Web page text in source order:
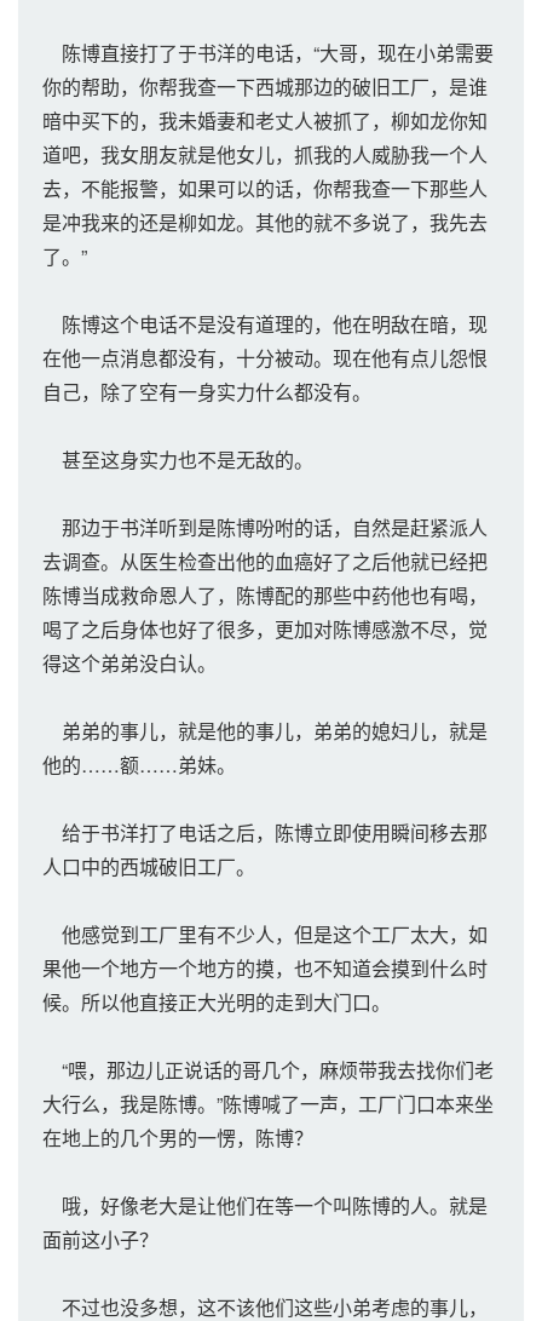
陈博直接打了于书洋的电话，“大哥，现在小弟需要
你的帮助，你帮我查一下西城那边的破旧工厂，是谁
暗中买下的，我未婚妻和老丈人被抓了，柳如龙你知
道吧，我女朋友就是他女儿，抓我的人威胁我一个人
去，不能报警，如果可以的话，你帮我查一下那些人
是冲我来的还是柳如龙。其他的就不多说了，我先去
了。”
陈博这个电话不是没有道理的，他在明敌在暗，现
在他一点消息都没有，十分被动。现在他有点儿怨恨
自己，除了空有一身实力什么都没有。
甚至这身实力也不是无敌的。
那边于书洋听到是陈博吩咐的话，自然是赶紧派人
去调查。从医生检查出他的血癌好了之后他就已经把
陈博当成救命恩人了，陈博配的那些中药他也有喝，
喝了之后身体也好了很多，更加对陈博感激不尽，觉
得这个弟弟没白认。
弟弟的事儿，就是他的事儿，弟弟的媳妇儿，就是
他的……额……弟妹。
给于书洋打了电话之后，陈博立即使用瞬间移去那
人口中的西城破旧工厂。
他感觉到工厂里有不少人，但是这个工厂太大，如
果他一个地方一个地方的摸，也不知道会摸到什么时
候。所以他直接正大光明的走到大门口。
“喂，那边儿正说话的哥几个，麻烦带我去找你们老
大行么，我是陈博。”陈博喊了一声，工厂门口本来坐
在地上的几个男的一愣，陈博？
哦，好像老大是让他们在等一个叫陈博的人。就是
面前这小子？
不过也没多想，这不该他们这些小弟考虑的事儿，